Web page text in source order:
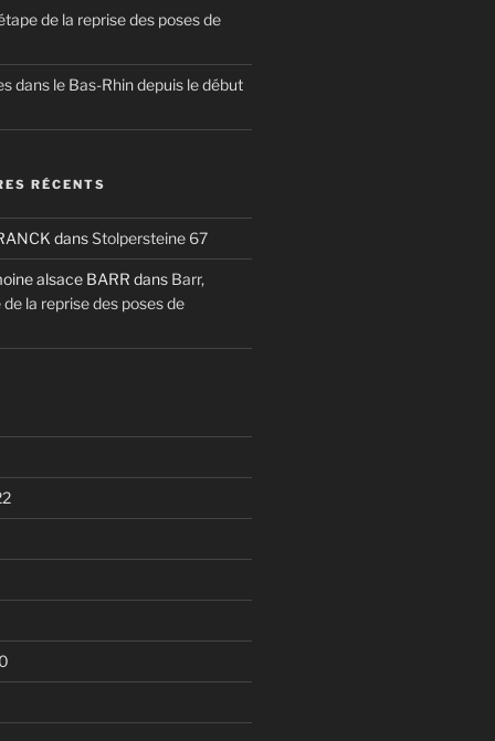
de la reprise des poses de
dans le Bas-Rhin depuis le début
RÉCENTS
dansStolpersteine 67
alsace BARR dans Barr,
la reprise des poses de